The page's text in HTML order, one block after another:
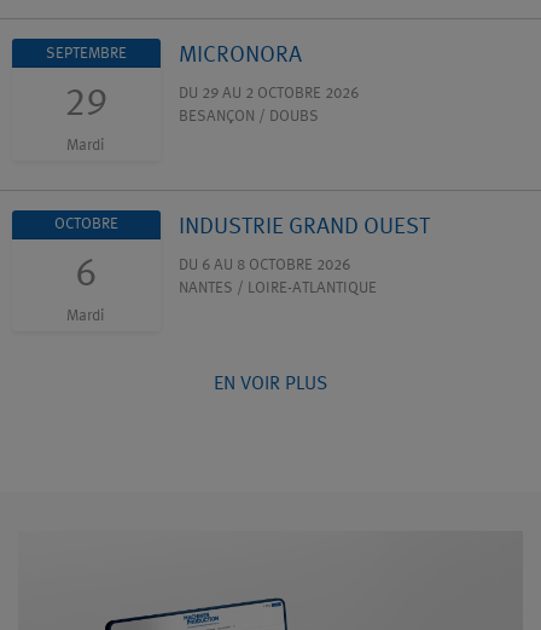
SEPTEMBRE
29
Mardi
MICRONORA
DU 29 AU 2 OCTOBRE 2026
BESANÇON / DOUBS
OCTOBRE
6
Mardi
INDUSTRIE GRAND OUEST
DU 6 AU 8 OCTOBRE 2026
NANTES / LOIRE-ATLANTIQUE
EN VOIR PLUS